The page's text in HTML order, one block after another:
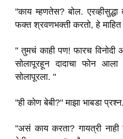
"काय म्हणतेस? बोल.
फक्त श्रवणभक्ती करतो, हे
" तुमचं काही पण! फारच विनोदी
सोलापूरहून दादाचा फोन
सोलापूरला. "
"ही कोण बेबी?" माझा भाबडा प्रश्न.
"असं काय करता? गायत्री नाही